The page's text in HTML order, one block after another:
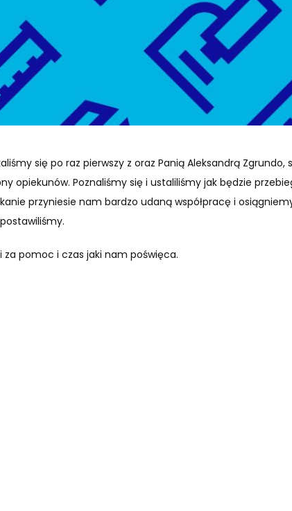
się po raz pierwszy z oraz Panią Aleksandrą Zgrundo,
opiekunów. Poznaliśmy się i ustaliliśmy jak będzie
przyniesie nam bardzo udaną współpracę i
za pomoc i czas jaki nam poświęca.